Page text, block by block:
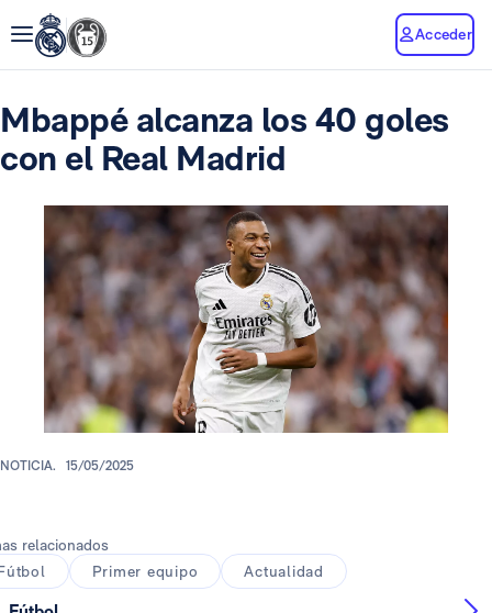
Acceder
Mbappé alcanza los 40 goles
con el Real Madrid
NOTICIA. 15/05/2025
relacionados
Primer equipo Actualidad